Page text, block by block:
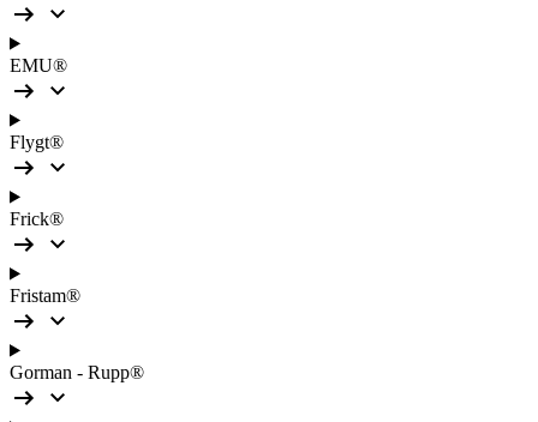
EMU®
Flygt®
Frick®
Fristam®
Gorman - Rupp®